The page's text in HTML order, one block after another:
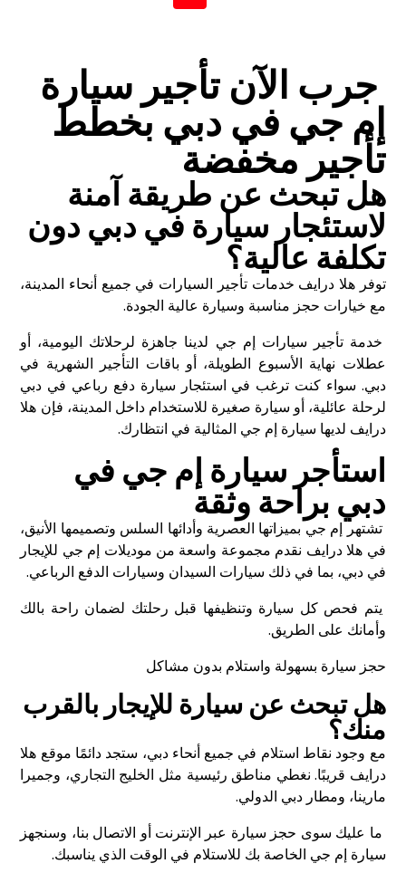
جرب الآن تأجير سيارة
إم جي في دبي بخطط
تأجير مخفضة
هل تبحث عن طريقة آمنة
لاستئجار سيارة في دبي دون
تكلفة عالية؟
توفر هلا درايف خدمات تأجير السيارات في جميع أنحاء المدينة،
مع خيارات حجز مناسبة وسيارة عالية الجودة.
خدمة تأجير سيارات إم جي لدينا جاهزة لرحلاتك اليومية، أو
عطلات نهاية الأسبوع الطويلة، أو باقات التأجير الشهرية في
دبي. سواء كنت ترغب في استئجار سيارة دفع رباعي في دبي
لرحلة عائلية، أو سيارة صغيرة للاستخدام داخل المدينة، فإن هلا
درايف لديها سيارة إم جي المثالية في انتظارك.
استأجر سيارة إم جي في
دبي براحة وثقة
تشتهر إم جي بميزاتها العصرية وأدائها السلس وتصميمها الأنيق،
في هلا درايف نقدم مجموعة واسعة من موديلات إم جي للإيجار
في دبي، بما في ذلك سيارات السيدان وسيارات الدفع الرباعي.
يتم فحص كل سيارة وتنظيفها قبل رحلتك لضمان راحة بالك
وأمانك على الطريق.
حجز سيارة بسهولة واستلام بدون مشاكل
هل تبحث عن سيارة للإيجار بالقرب
منك؟
مع وجود نقاط استلام في جميع أنحاء دبي، ستجد دائمًا موقع هلا
درايف قريبًا. نغطي مناطق رئيسية مثل الخليج التجاري، وجميرا
مارينا، ومطار دبي الدولي.
ما عليك سوى حجز سيارة عبر الإنترنت أو الاتصال بنا، وسنجهز
سيارة إم جي الخاصة بك للاستلام في الوقت الذي يناسبك.